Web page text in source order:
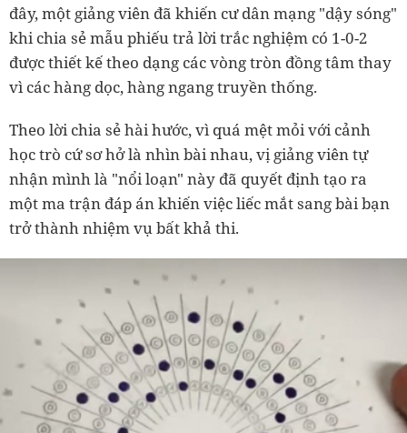
đây, một giảng viên đã khiến cư dân mạng "dậy sóng"
khi chia sẻ mẫu phiếu trả lời trắc nghiệm có 1-0-2
được thiết kế theo dạng các vòng tròn đồng tâm thay
vì các hàng dọc, hàng ngang truyền thống.
Theo lời chia sẻ hài hước, vì quá mệt mỏi với cảnh
học trò cứ sơ hở là nhìn bài nhau, vị giảng viên tự
nhận mình là "nổi loạn" này đã quyết định tạo ra
một ma trận đáp án khiến việc liếc mắt sang bài bạn
trở thành nhiệm vụ bất khả thi.